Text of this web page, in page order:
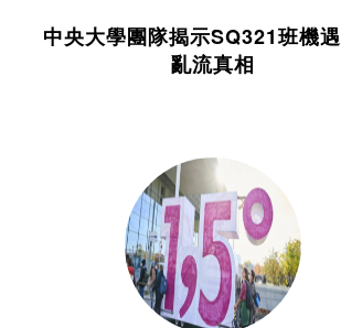
中央大學團隊揭示SQ321班機
亂流真相